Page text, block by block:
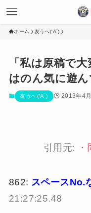
ホーム 友うへ('A`)
「私は原稿で
はのん気に遊ん
友うへ('A`) 2013年4
引用元: ・
862: スペースNo.
21:27:25.48